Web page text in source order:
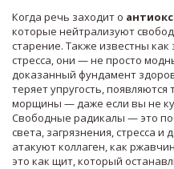
Когда речь заходит о
которые нейтрализуют
старение. Также известны как
стресса, они — не просто
доказанный фундамент
теряет упругость, появляются
морщины — даже если вы не
Свободные радикалы — это
света, загрязнения, стресса
атакуют коллаген, как
это как щит, который